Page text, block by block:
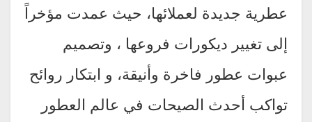
عطرية جديدة لعملائها، حيث عمدت مؤخراً
إلى تغيير ديكورات فروعها ، وتصميم
عبوات عطور فاخرة وأنيقة، و ابتكار روائح
تواكب أحدث الصيحات في عالم العطور